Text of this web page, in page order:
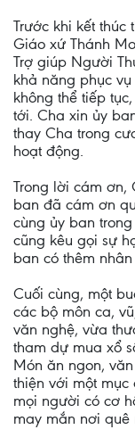
Trước khi kết thúc
Giáo xứ Thánh
Trợ giúp Người
khả năng phục
không thể tiếp
tới. Cha xin ủy
thay Cha trong
hoạt động.
Trong lời cám ơn,
ban đã cám ơn
cùng ủy ban
cũng kêu gọi sự
ban có thêm
Cuối cùng, một
các bộ môn ca,
văn nghệ, vừa
tham dự mua xổ
Món ăn ngon,
thiện với một
mọi người có cơ
may mắn nơi quê